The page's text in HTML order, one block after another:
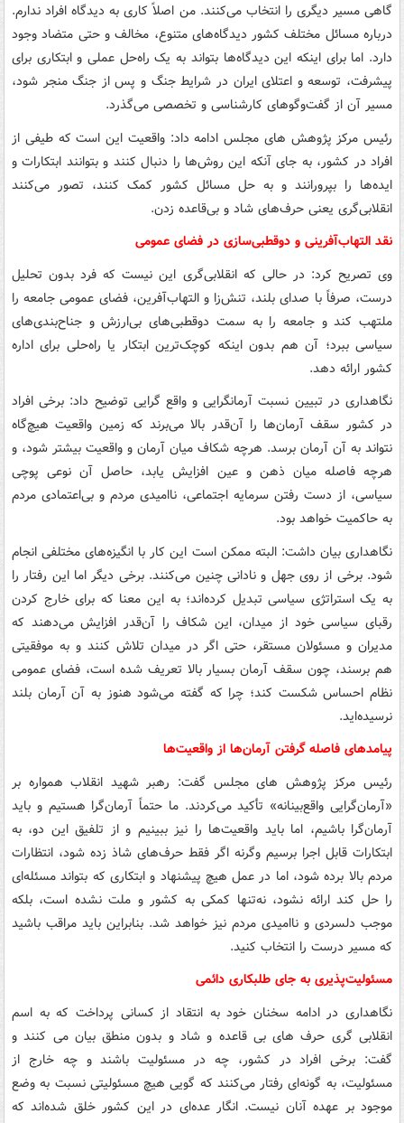
گاهی مسیر دیگری را انتخاب می‌کنند. من اصلاً کاری به دیدگاه افراد ندارم.
درباره مسائل مختلف کشور دیدگاه‌های متنوع، مخالف و حتی متضاد وجود
دارد. اما برای اینکه این دیدگاه‌ها بتواند به یک راه‌حل عملی و ابتکاری برای
پیشرفت، توسعه و اعتلای ایران در شرایط جنگ و پس از جنگ منجر شود،
مسیر آن از گفت‌وگوهای کارشناسی و تخصصی می‌گذرد.
رئیس مرکز پژوهش های مجلس ادامه داد: واقعیت این است که طیفی از
افراد در کشور، به جای آنکه این روش‌ها را دنبال کنند و بتوانند ابتکارات و
ایده‌ها را بپرورانند و به حل مسائل کشور کمک کنند، تصور می‌کنند
انقلابی‌گری یعنی حرف‌های شاد و بی‌قاعده زدن.
نقد التهاب‌آفرینی و دوقطبی‌سازی در فضای عمومی
وی تصریح کرد: در حالی که انقلابی‌گری این نیست که فرد بدون تحلیل
درست، صرفاً با صدای بلند، تنش‌زا و التهاب‌آفرین، فضای عمومی جامعه را
ملتهب کند و جامعه را به سمت دوقطبی‌های بی‌ارزش و جناح‌بندی‌های
سیاسی ببرد؛ آن هم بدون اینکه کوچک‌ترین ابتکار یا راه‌حلی برای اداره
کشور ارائه دهد.
نگاهداری در تبیین نسبت آرمانگرایی و واقع گرایی توضیح داد: برخی افراد
در کشور سقف آرمان‌ها را آن‌قدر بالا می‌برند که زمین واقعیت هیچ‌گاه
نتواند به آن آرمان برسد. هرچه شکاف میان آرمان و واقعیت بیشتر شود، و
هرچه فاصله میان ذهن و عین افزایش یابد، حاصل آن نوعی پوچی
سیاسی، از دست رفتن سرمایه اجتماعی، ناامیدی مردم و بی‌اعتمادی مردم
به حاکمیت خواهد بود.
نگاهداری بیان داشت: البته ممکن است این کار با انگیزه‌های مختلفی انجام
شود. برخی از روی جهل و نادانی چنین می‌کنند. برخی دیگر اما این رفتار را
به یک استراتژی سیاسی تبدیل کرده‌اند؛ به این معنا که برای خارج کردن
رقبای سیاسی خود از میدان، این شکاف را آن‌قدر افزایش می‌دهند که
مدیران و مسئولان مستقر، حتی اگر در میدان تلاش کنند و به موفقیتی
هم برسند، چون سقف آرمان بسیار بالا تعریف شده است، فضای عمومی
نظام احساس شکست کند؛ چرا که گفته می‌شود هنوز به آن آرمان بلند
نرسیده‌اید.
پیامدهای فاصله گرفتن آرمان‌ها از واقعیت‌ها
رئیس مرکز پژوهش های مجلس گفت: رهبر شهید انقلاب همواره بر
«آرمان‌گرایی واقع‌بینانه» تأکید می‌کردند. ما حتماً آرمان‌گرا هستیم و باید
آرمان‌گرا باشیم، اما باید واقعیت‌ها را نیز ببینیم و از تلفیق این دو، به
ابتکارات قابل اجرا برسیم وگرنه اگر فقط حرف‌های شاذ زده شود، انتظارات
مردم بالا برده شود، اما در عمل هیچ پیشنهاد و ابتکاری که بتواند مسئله‌ای
را حل کند ارائه نشود، نه‌تنها کمکی به کشور و ملت نشده است، بلکه
موجب دلسردی و ناامیدی مردم نیز خواهد شد. بنابراین باید مراقب باشید
که مسیر درست را انتخاب کنید.
مسئولیت‌پذیری به جای طلبکاری دائمی
نگاهداری در ادامه سخنان خود به انتقاد از کسانی پرداخت که به اسم
انقلابی گری حرف های بی قاعده و شاد و بدون منطق بیان می کنند و
گفت: برخی افراد در کشور، چه در مسئولیت باشند و چه خارج از
مسئولیت، به گونه‌ای رفتار می‌کنند که گویی هیچ مسئولیتی نسبت به وضع
موجود بر عهده آنان نیست. انگار عده‌ای در این کشور خلق شده‌اند که